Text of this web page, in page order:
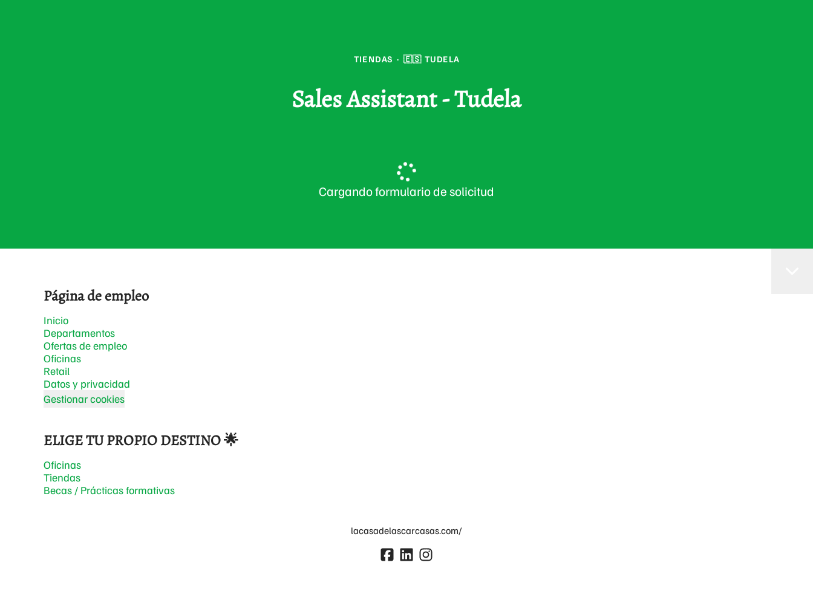
TIENDAS · 🇪🇸 TUDELA
Sales Assistant - Tudela
Cargando formulario de solicitud
Página de empleo
Inicio
Departamentos
Ofertas de empleo
Oficinas
Retail
Datos y privacidad
Gestionar cookies
ELIGE TU PROPIO DESTINO 🌟
Oficinas
Tiendas
Becas / Prácticas formativas
lacasadelascarcasas.com/